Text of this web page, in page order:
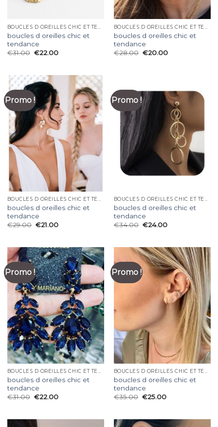
BOUCLES D OREILLES CHIC ET TENDANCE
boucles d oreilles chic et
tendance
€31.00 €22.00
BOUCLES D OREILLES CHIC ET TENDANCE
boucles d oreilles chic et
tendance
€28.00 €20.00
Promo !
BOUCLES D OREILLES CHIC ET TENDANCE
boucles d oreilles chic et
tendance
€29.00 €21.00
Promo !
BOUCLES D OREILLES CHIC ET TENDANCE
boucles d oreilles chic et
tendance
€34.00 €24.00
Promo !
BOUCLES D OREILLES CHIC ET TENDANCE
boucles d oreilles chic et
tendance
€31.00 €22.00
Promo !
BOUCLES D OREILLES CHIC ET TENDANCE
boucles d oreilles chic et
tendance
€35.00 €25.00